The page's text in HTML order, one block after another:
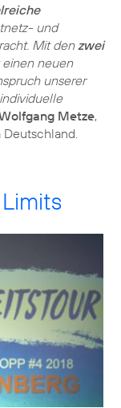
und
Mit denzwei
neuen
unserer
Metze,